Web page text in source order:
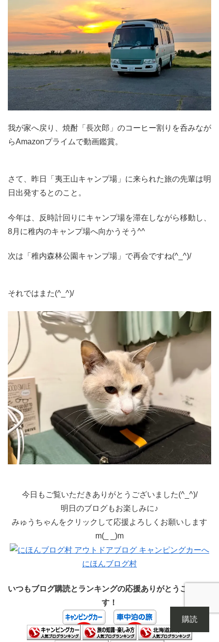
我が家へ戻り、焼酎「長次郎」のコーヒー割りを呑みなが
らAmazonプライムで動画鑑賞。
さて、昨日「夷王山キャンプ場」に来られた旅の先輩は明
日出発するとのこと。
今年は、反時計回りにキャンプ場を滞在しながら移動し、
8月に稚内のキャンプ場へ向かうそう^^
次は「稚内森林公園キャンプ場」で再会ですね(^_^)/
それではまた(^_^)/
今日もご覧いただきありがとうございました(^_^)/
明日のブログもお楽しみに♪
みゅうちゃんをクリックして応援よろしくお願いします
m(_ _)m
にほんブログ村
いつもブログ購読とランキングの応援ありがとうございま
す！
購読